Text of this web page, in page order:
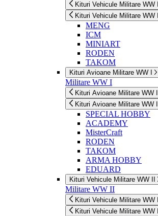
Kituri Vehicule Militare WW I
Kituri Vehicule Militare WW I
MENG
ICM
MINIART
RODEN
TAKOM
Kituri Avioane Militare WW I
Militare WW I
Kituri Avioane Militare WW I
Kituri Avioane Militare WW I
SPECIAL HOBBY
ACADEMY
MisterCraft
RODEN
TAKOM
ARMA HOBBY
EDUARD
Kituri Vehicule Militare WW II
Militare WW II
Kituri Vehicule Militare WW II
Kituri Vehicule Militare WW II